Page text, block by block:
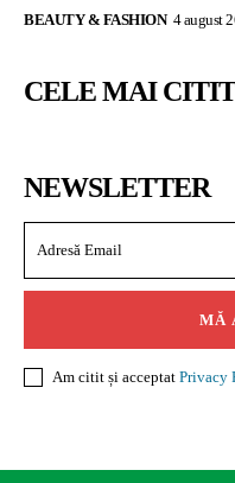
BEAUTY & FASHION 4 august
CELE MAI
NEWSLETTER
MĂ
Am citit și acceptat Privacy